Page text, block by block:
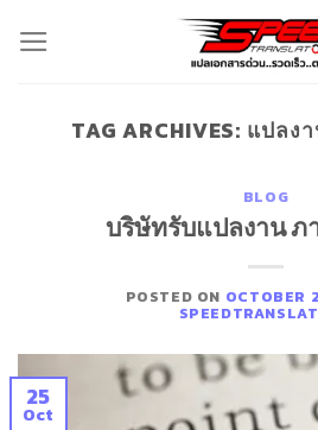
to
TAG ARCHIVES: แปลง
BLOG
บริษัทรับแปลงาน ภ
POSTED ON OCTOBER
25
Oct